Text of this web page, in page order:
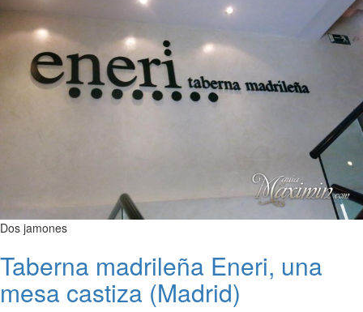
Dos jamones
Taberna madrileña Eneri, una
mesa castiza (Madrid)